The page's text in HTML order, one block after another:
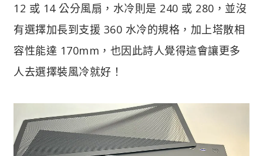
12 或 14 公分風扇，水冷則是 240 或 280，並沒
有選擇加長到支援 360 水冷的規格，加上塔散相
容性能達 170mm，也因此詩人覺得這會讓更多
人去選擇裝風冷就好！